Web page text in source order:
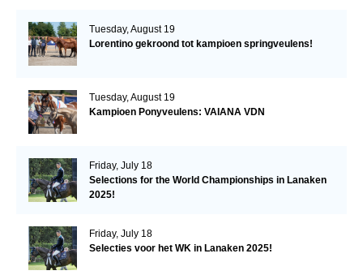
Tuesday, August 19
Lorentino gekroond tot kampioen springveulens!
Tuesday, August 19
Kampioen Ponyveulens: VAIANA VDN
Friday, July 18
Selections for the World Championships in Lanaken
2025!
Friday, July 18
Selecties voor het WK in Lanaken 2025!